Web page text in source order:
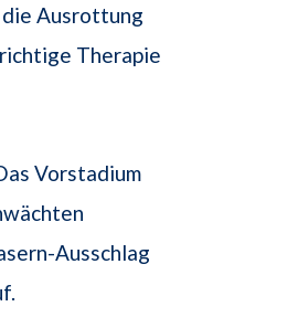
Ausrottung
Therapie
Vorstadium
Ausschlag